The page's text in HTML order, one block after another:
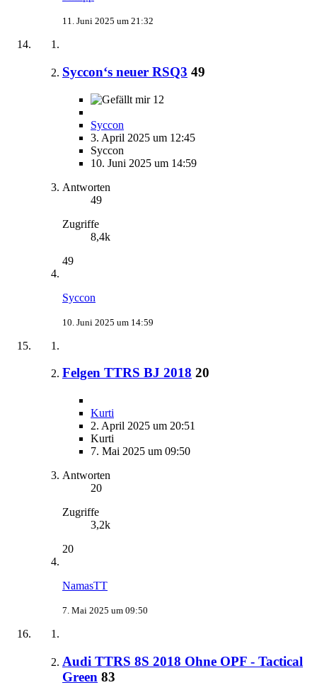
11. Juni 2025 um 21:32
Syccon‘s neuer RSQ3 49
12
Syccon
3. April 2025 um 12:45
Syccon
10. Juni 2025 um 14:59
Antworten
49
Zugriffe
8,4k
49
Syccon
10. Juni 2025 um 14:59
Felgen TTRS BJ 2018 20
Kurti
2. April 2025 um 20:51
Kurti
7. Mai 2025 um 09:50
Antworten
20
Zugriffe
3,2k
20
NamasTT
7. Mai 2025 um 09:50
Audi TTRS 8S 2018 Ohne OPF - Tactical
Green 83